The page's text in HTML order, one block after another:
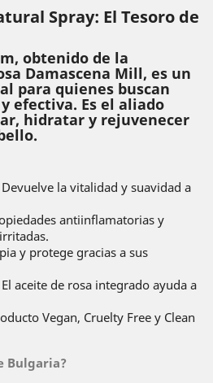
Spray: El Tesoro de
obtenido de la
Damascena Mill, es un
para quienes buscan
efectiva. Es el aliado
hidratar y rejuvenecer
Devuelve la vitalidad y suavidad a
antiinflamatorias y
y protege gracias a sus
El aceite de rosa integrado ayuda a
Vegan, Cruelty Free y Clean
Bulgaria?